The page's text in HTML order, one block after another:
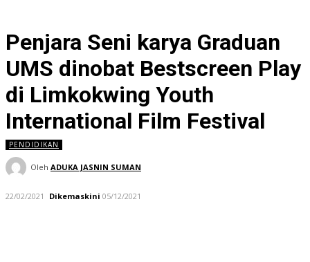
Penjara Seni karya Graduan
UMS dinobat Bestscreen Play
di Limkokwing Youth
International Film Festival
PENDIDIKAN
Oleh ADUKA JASNIN SUMAN
22/02/2021 Dikemaskini 05/12/2021